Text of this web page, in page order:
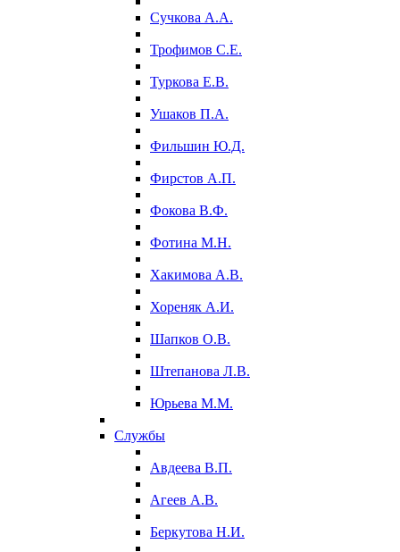
Сучкова А.А.
Трофимов С.Е.
Туркова Е.В.
Ушаков П.А.
Фильшин Ю.Д.
Фирстов А.П.
Фокова В.Ф.
Фотина М.Н.
Хакимова А.В.
Хореняк А.И.
Шапков О.В.
Штепанова Л.В.
Юрьева М.М.
Службы
Авдеева В.П.
Агеев А.В.
Беркутова Н.И.